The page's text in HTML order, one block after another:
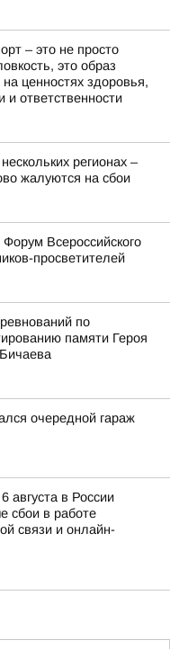
– это не просто
это образ
ценностях здоровья,
и ответственности
регионах –
жалуются на сбои
Всероссийского
просветителей
по
памяти Героя
очередной гараж
августа в России
сбои в работе
связи и онлайн-